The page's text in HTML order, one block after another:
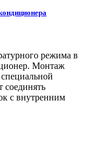
режима в
Монтаж
специальной
соединять
с внутренним